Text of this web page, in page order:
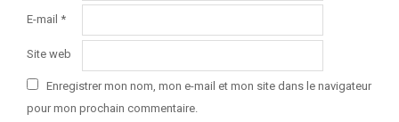
E-mail *
Site web
Enregistrer mon nom, mon e-mail et mon site dans le navigateur
pour mon prochain commentaire.